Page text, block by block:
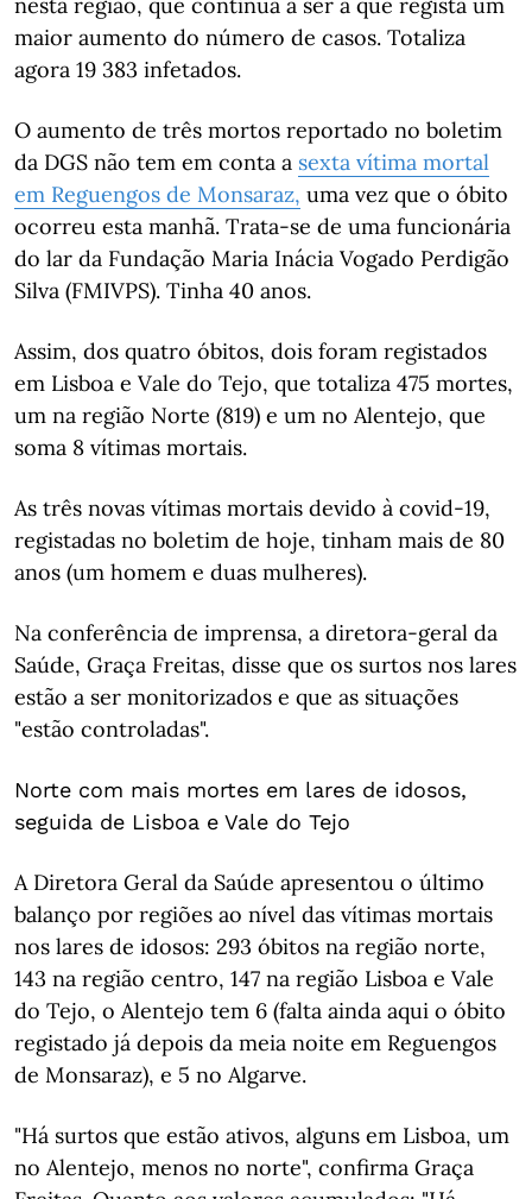
maior aumento do número de casos. Totaliza
agora 19 383 infetados.
O aumento de três mortos reportado no boletim
da DGS não tem em conta a sexta vítima mortal
em Reguengos de Monsaraz, uma vez que o óbito
ocorreu esta manhã. Trata-se de uma funcionária
do lar da Fundação Maria Inácia Vogado Perdigão
Silva (FMIVPS). Tinha 40 anos.
Assim, dos quatro óbitos, dois foram registados
em Lisboa e Vale do Tejo, que totaliza 475 mortes,
um na região Norte (819) e um no Alentejo, que
soma 8 vítimas mortais.
As três novas vítimas mortais devido à covid-19,
registadas no boletim de hoje, tinham mais de 80
anos (um homem e duas mulheres).
Na conferência de imprensa, a diretora-geral da
Saúde, Graça Freitas, disse que os surtos nos lares
estão a ser monitorizados e que as situações
"estão controladas".
Norte com mais mortes em lares de idosos,
seguida de Lisboa e Vale do Tejo
A Diretora Geral da Saúde apresentou o último
balanço por regiões ao nível das vítimas mortais
nos lares de idosos: 293 óbitos na região norte,
143 na região centro, 147 na região Lisboa e Vale
do Tejo, o Alentejo tem 6 (falta ainda aqui o óbito
registado já depois da meia noite em Reguengos
de Monsaraz), e 5 no Algarve.
"Há surtos que estão ativos, alguns em Lisboa, um
no Alentejo, menos no norte", confirma Graça